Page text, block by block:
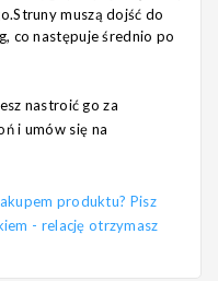
muszą dojść do
co następuje średnio po
nastroić go za
i umów się na
produktu? Pisz
- relację otrzymasz